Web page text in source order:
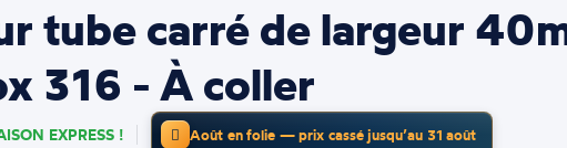
tube carré de largeur
316 - À coller
EXPRESS ! Août en folie — prix cassé jusqu’au 31 août